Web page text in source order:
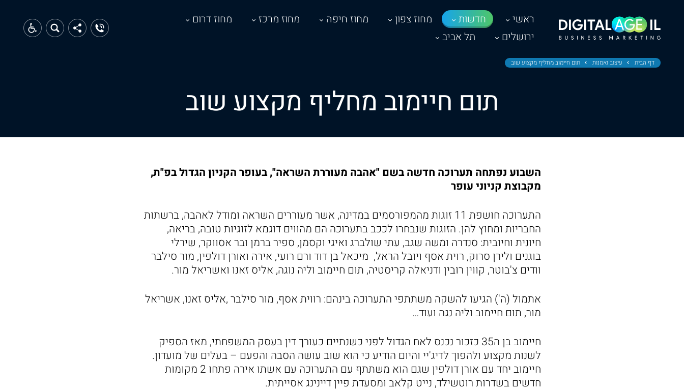
ראשי חדשות מחוז צפון מחוז חיפה מחוז מרכז
מחוז דרום
ירושלים
תל אביב
דף הבית עיצוב ואמנות תום חיימוב מחליף מקצוע שוב
תום חיימוב מחליף מקצוע שוב
השבוע נפתחה תערוכה חדשה בשם "אהבה מעוררת השראה", בעופר הקניון הגדול בפ"ת,
מקבוצת קניוני עופר
התערוכה חושפת 11 זוגות מהמפורסמים במדינה, אשר מעוררים השראה ומודל לאהבה, ברשתות
החבריות ומחוץ להן. הזוגות שנבחרו לככב בתערוכה הם מהווים דוגמא לזוגיות טובה, בריאה,
חיונית וחיובית: סנדרה ומשה שגב, עתי שולברג ואיגי וקסמן, ספיר ברמן ובר אסווקר, שירלי
בוגנים ולירן סרוק, רוית אסף ויובל הראל, מיכאל בן דוד ורם רועי, אירה ואורן דולפין, מור סילבר
וודים צ'בוטר, קווין רובין ודניאלה קריסטיה, תום חיימוב וליה נוגה, אליס זאנו ואשריאל מור.
אתמול (ה') הגיעו להשקה משתתפי התערוכה בינהם: רווית אסף, מור סילבר ,אליס זאנו, אשריאל
מור, תום חיימוב וליה נגה ועוד…
חיימוב בן ה35 כזכור נכנס לאח הגדול לפני כשנתיים כעורך דין בעסק המשפחתי, מאז הספיק
לשנות מקצוע ולהפוך לדיג'יי והיום הודיע כי הוא שוב עושה הסבה והפעם – בעלים של מועדון.
חיימוב יחד עם אורן דולפין שגם הוא משתתף עם התערוכה עם אשתו אירה פתחו 2 מקומות
חדשים בשדרות רוטשילד, נייט קלאב ומסעדת פיין דיינינג אסייתית.